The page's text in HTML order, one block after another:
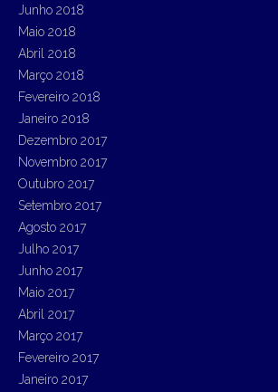
Junho 2018
Maio 2018
Abril 2018
Março 2018
Fevereiro 2018
Janeiro 2018
Dezembro 2017
Novembro 2017
Outubro 2017
Setembro 2017
Agosto 2017
Julho 2017
Junho 2017
Maio 2017
Abril 2017
Março 2017
Fevereiro 2017
Janeiro 2017